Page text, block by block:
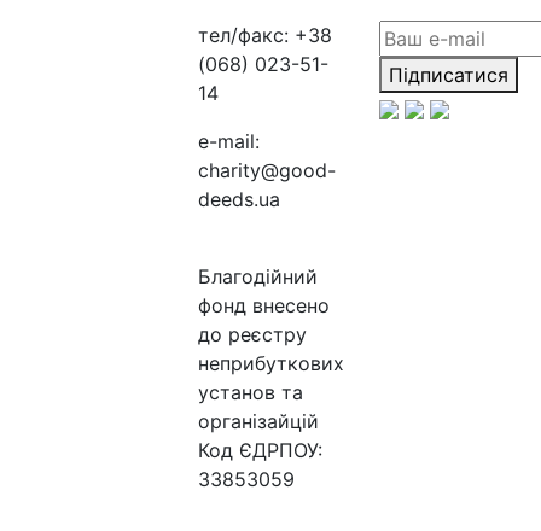
тел/факс: +38
(068) 023-51-
14
e-mail:
charity@good-
deeds.ua
Благодійний
фонд внесено
до реєстру
неприбуткових
установ та
організайцій
Код ЄДРПОУ:
33853059
Підписатися